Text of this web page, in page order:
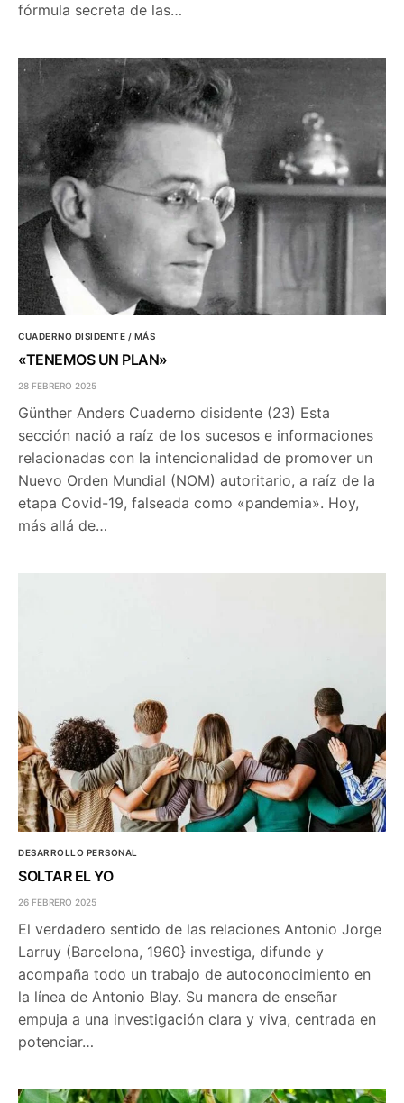
fórmula secreta de las…
CUADERNO DISIDENTE / MÁS
«TENEMOS UN PLAN»
28 FEBRERO 2025
Günther Anders Cuaderno disidente (23) Esta
sección nació a raíz de los sucesos e informaciones
relacionadas con la intencionalidad de promover un
Nuevo Orden Mundial (NOM) autoritario, a raíz de la
etapa Covid-19, falseada como «pandemia». Hoy,
más allá de…
DESARROLLO PERSONAL
SOLTAR EL YO
26 FEBRERO 2025
El verdadero sentido de las relaciones Antonio Jorge
Larruy (Barcelona, 1960} investiga, difunde y
acompaña todo un trabajo de autoconocimiento en
la línea de Antonio Blay. Su manera de enseñar
empuja a una investigación clara y viva, centrada en
potenciar…